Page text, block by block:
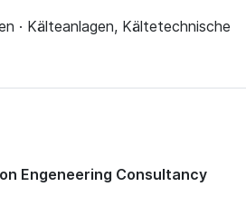
· Kälteanlagen, Kältetechnische
Engeneering Consultancy